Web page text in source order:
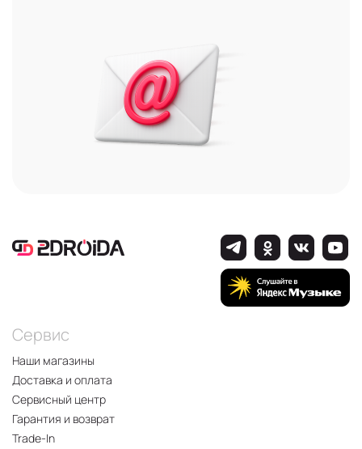
Сервис
Наши магазины
Доставка и оплата
Сервисный центр
Гарантия и возврат
Trade-In